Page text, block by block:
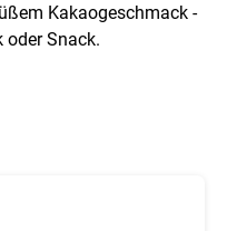
Kakaogeschmack -
oder Snack.